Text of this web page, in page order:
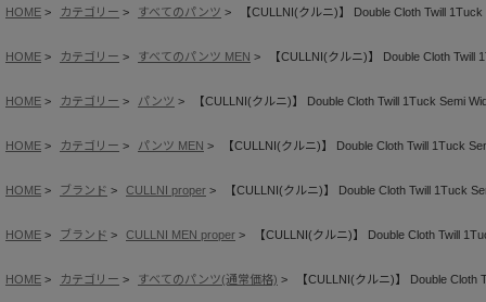
HOME カテゴリー すべてのパンツ 【CULLNI(クルニ)】 Double Cloth Twill
HOME カテゴリー すべてのパンツ MEN 【CULLNI(クルニ)】 Double Cloth Twill
HOME カテゴリー パンツ 【CULLNI(クルニ)】 Double Cloth Twill 1Tuck Semi
HOME カテゴリー パンツ MEN 【CULLNI(クルニ)】 Double Cloth Twill 1Tuck
HOME ブランド CULLNI proper 【CULLNI(クルニ)】 Double Cloth Twill 1Tuck
HOME ブランド CULLNI MEN proper 【CULLNI(クルニ)】 Double Cloth Twill
HOME カテゴリー すべてのパンツ(通常価格) 【CULLNI(クルニ)】 Double Cloth